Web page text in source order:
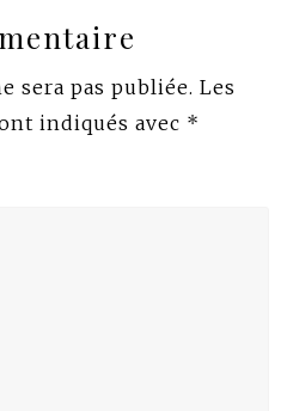
sera pas publiée. Les
indiqués avec *